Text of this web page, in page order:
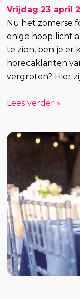
Vrijdag 23 april
Nu het zomerse
enige hoop licht
te zien, ben je er
horecaklanten
vergroten? Hier
Lees verder »